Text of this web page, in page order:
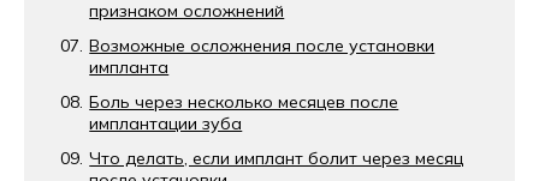
признаком осложнений
Возможные осложнения после установки
импланта
Боль через несколько месяцев после
имплантации зуба
Что делать, если имплант болит через месяц